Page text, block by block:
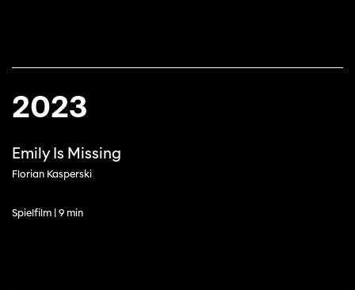
2023
Emily Is Missing
Florian Kasperski
Spielfilm | 9 min